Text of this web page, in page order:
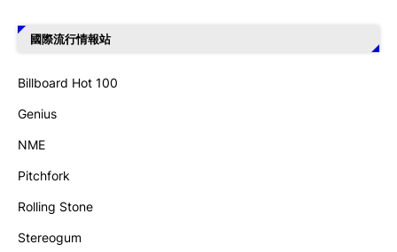
國際流行情報站
Billboard Hot 100
Genius
NME
Pitchfork
Rolling Stone
Stereogum